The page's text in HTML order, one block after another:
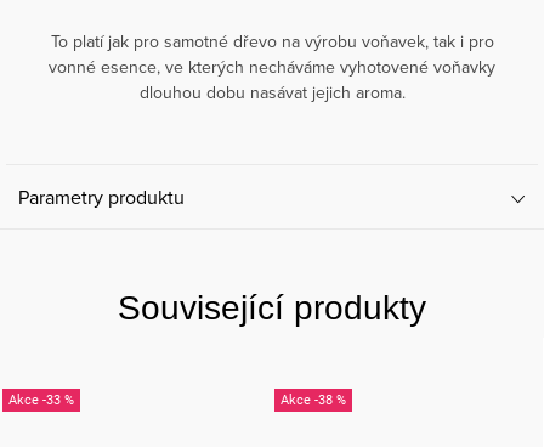
To platí jak pro samotné dřevo na výrobu voňavek, tak i pro
vonné esence, ve kterých necháváme vyhotovené voňavky
dlouhou dobu nasávat jejich aroma.
Parametry produktu
Související produkty
-33 % -38 %